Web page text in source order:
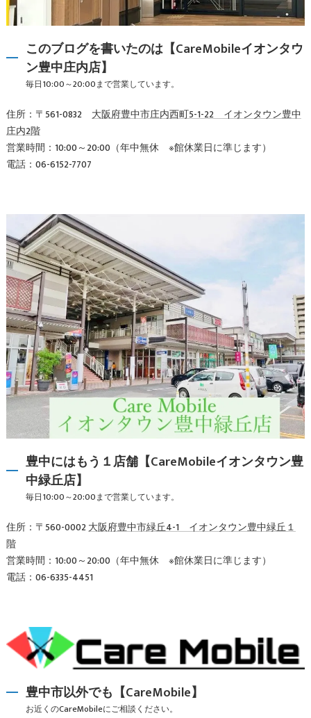
このブログを書いたのは【CareMobileイオンタウ
ン豊中庄内店】
毎日10:00～20:00まで営業しています。
住所：〒561-0832 大阪府豊中市庄内西町5-1-22 イオンタウン豊中
庄内2階
営業時間：10:00～20:00（年中無休 ※館休業日に準じます）
電話：06-6152-7707
豊中にはもう１店舗【CareMobileイオンタウン豊
中緑丘店】
毎日10:00～20:00まで営業しています。
住所：〒560-0002大阪府豊中市緑丘4-1 イオンタウン豊中緑丘１
階
営業時間：10:00～20:00（年中無休 ※館休業日に準じます）
電話：06-6335-4451
豊中市以外でも【CareMobile】
お近くのCareMobileにご相談ください。